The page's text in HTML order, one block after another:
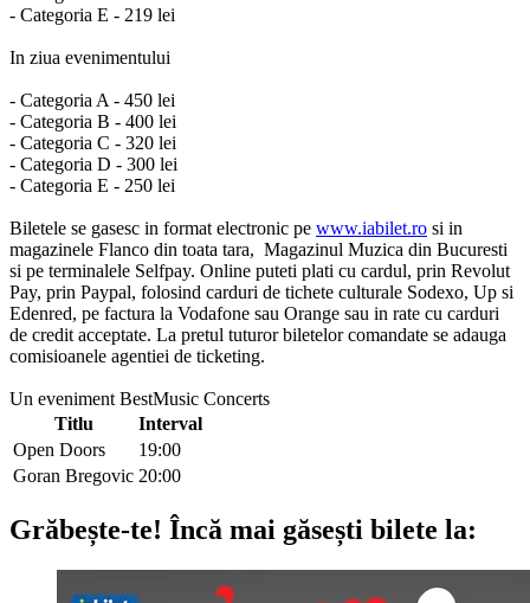
- Categoria E - 219 lei
In ziua evenimentului
- Categoria A - 450 lei
- Categoria B - 400 lei
- Categoria C - 320 lei
- Categoria D - 300 lei
- Categoria E - 250 lei
Biletele se gasesc in format electronic pe www.iabilet.ro si in
magazinele Flanco din toata tara, Magazinul Muzica din Bucuresti
si pe terminalele Selfpay. Online puteti plati cu cardul, prin Revolut
Pay, prin Paypal, folosind carduri de tichete culturale Sodexo, Up si
Edenred, pe factura la Vodafone sau Orange sau in rate cu carduri
de credit acceptate. La pretul tuturor biletelor comandate se adauga
comisioanele agentiei de ticketing.
Un eveniment BestMusic Concerts
Titlu
Interval
Open Doors
19:00
Goran Bregovic 20:00
Grăbește-te! Încă mai găsești bilete la: